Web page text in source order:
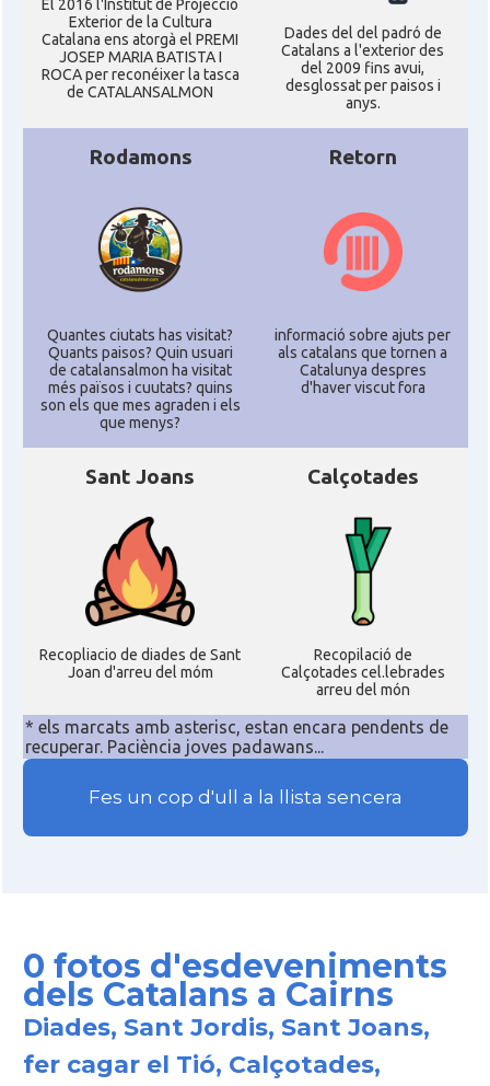
El 2016 l'Institut de Projecció
Exterior de la Cultura
Catalana ens atorgà el PREMI
JOSEP MARIA BATISTA I
ROCA per reconéixer la tasca
de CATALANSALMON
Dades del del padró de
Catalans a l'exterior des
del 2009 fins avui,
desglossat per paisos i
anys.
Rodamons
Quantes ciutats has visitat?
Quants paisos? Quin usuari
de catalansalmon ha visitat
més països i cuutats? quins
son els que mes agraden i els
que menys?
Retorn
informació sobre ajuts per
als catalans que tornen a
Catalunya despres
d'haver viscut fora
Sant Joans
Recopliacio de diades de Sant
Joan d'arreu del móm
Calçotades
Recopilació de
Calçotades cel.lebrades
arreu del món
* els marcats amb asterisc, estan encara pendents de
recuperar. Paciència joves padawans...
Fes un cop d'ull a la llista sencera
0 fotos d'esdeveniments
dels Catalans a Cairns
Diades, Sant Jordis, Sant Joans,
fer cagar el Tió, Calçotades,